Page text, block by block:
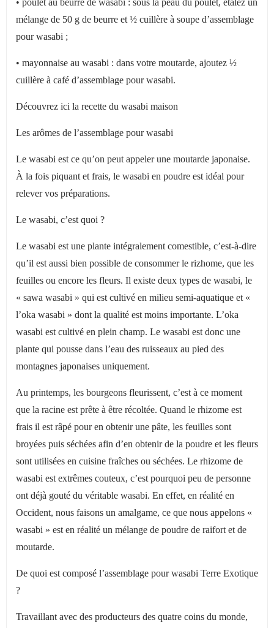
• poulet au beurre de wasabi : sous la peau du poulet, étalez un
mélange de 50 g de beurre et ½ cuillère à soupe d’assemblage
pour wasabi ;
• mayonnaise au wasabi : dans votre moutarde, ajoutez ½
cuillère à café d’assemblage pour wasabi.
Découvrez ici la recette du wasabi maison
Les arômes de l’assemblage pour wasabi
Le wasabi est ce qu’on peut appeler une moutarde japonaise.
À la fois piquant et frais, le wasabi en poudre est idéal pour
relever vos préparations.
Le wasabi, c’est quoi ?
Le wasabi est une plante intégralement comestible, c’est-à-dire
qu’il est aussi bien possible de consommer le rizhome, que les
feuilles ou encore les fleurs. Il existe deux types de wasabi, le
« sawa wasabi » qui est cultivé en milieu semi-aquatique et «
l’oka wasabi » dont la qualité est moins importante. L’oka
wasabi est cultivé en plein champ. Le wasabi est donc une
plante qui pousse dans l’eau des ruisseaux au pied des
montagnes japonaises uniquement.
Au printemps, les bourgeons fleurissent, c’est à ce moment
que la racine est prête à être récoltée. Quand le rhizome est
frais il est râpé pour en obtenir une pâte, les feuilles sont
broyées puis séchées afin d’en obtenir de la poudre et les fleurs
sont utilisées en cuisine fraîches ou séchées. Le rhizome de
wasabi est extrêmes couteux, c’est pourquoi peu de personne
ont déjà gouté du véritable wasabi. En effet, en réalité en
Occident, nous faisons un amalgame, ce que nous appelons «
wasabi » est en réalité un mélange de poudre de raifort et de
moutarde.
De quoi est composé l’assemblage pour wasabi Terre Exotique
?
Travaillant avec des producteurs des quatre coins du monde,